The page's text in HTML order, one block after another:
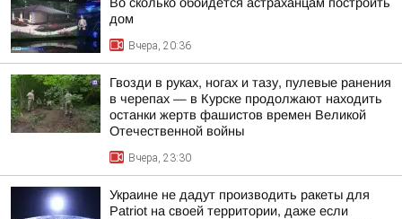
дом
Вчера, 20:36
Гвозди в руках, ногах и тазу, пулевые ранения
в черепах — в Курске продолжают находить
останки жертв фашистов времен Великой
Отечественной войны
Вчера, 23:30
Украине не дадут производить ракеты для
Patriot на своей территории, даже если